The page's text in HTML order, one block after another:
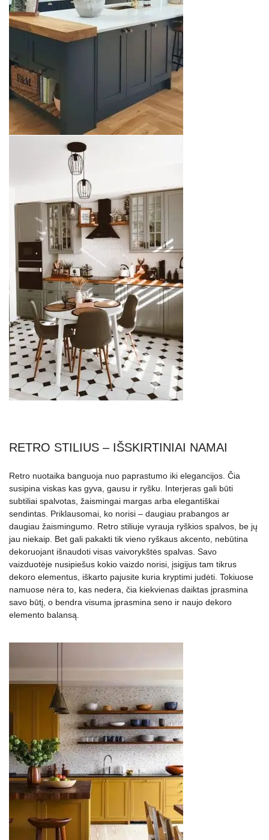
RETRO STILIUS – IŠSKIRTINIAI NAMAI
Retro nuotaika banguoja nuo paprastumo iki elegancijos. Čia
susipina viskas kas gyva, gausu ir ryšku. Interjeras gali būti
subtiliai spalvotas, žaismingai margas arba elegantiškai
sendintas. Priklausomai, ko norisi – daugiau prabangos ar
daugiau žaismingumo. Retro stiliuje vyrauja ryškios spalvos, be jų
jau niekaip. Bet gali pakakti tik vieno ryškaus akcento, nebūtina
dekoruojant išnaudoti visas vaivorykštės spalvas. Savo
vaizduotėje nusipiešus kokio vaizdo norisi, įsigijus tam tikrus
dekoro elementus, iškarto pajusite kuria kryptimi judėti. Tokiuose
namuose nėra to, kas nedera, čia kiekvienas daiktas įprasmina
savo būtį, o bendra visuma įprasmina seno ir naujo dekoro
elemento balansą.